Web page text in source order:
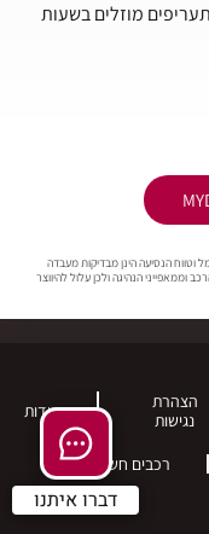
מוזלים בשעות
וטווח הנסיעה הינן מבדיקות מעבדה
הנהיגה ולכן עלול להיווצר
הצהרת
נגישות
אודות
רכבים חשמליים
דברו איתנו